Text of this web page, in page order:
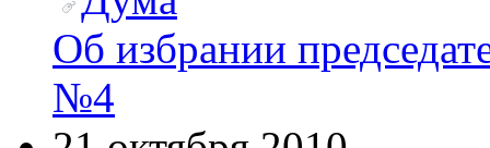
Об избрании
№4